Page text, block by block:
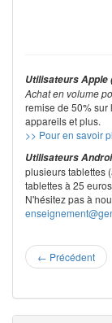
Utilisateurs Apple
Achat en volume
remise de 50%
appareils et plus.
>> Pour en savoir
Utilisateurs
plusieurs tablettes
tablettes à 25
N'hésitez pas à
← Précédent